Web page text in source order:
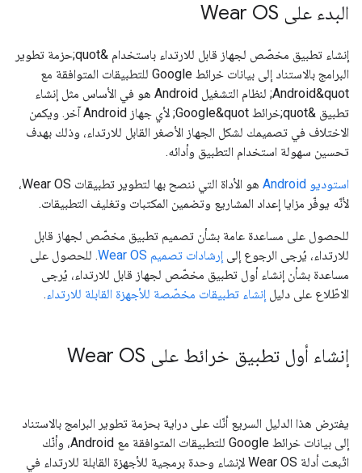
البدء على Wear OS
إنشاء تطبيق مخصّص لجهاز قابل للارتداء باستخدام &quot;حزمة تطوير
البرامج بالاستناد إلى بيانات خرائط Google للتطبيقات المتوافقة مع
Android&quot; لنظام التشغيل Android هو في الأساس مثل إنشاء
تطبيق &quot;خرائط Google&quot; لأي جهاز Android آخر. ويكمن
الاختلاف في تصميمك لشكل الجهاز الأصغر القابل للارتداء، وذلك بهدف
تحسين سهولة استخدام التطبيق وأدائه.
استوديو Android
هو الأداة التي ننصح بها لتطوير تطبيقات Wear OS،
لأنّه يوفّر مزايا إعداد المشاريع وتضمين المكتبات وتغليف التطبيقات.
للحصول على مساعدة عامة بشأن تصميم تطبيق مخصّص لجهاز قابل
للارتداء، يُرجى الرجوع إلى إرشادات تصميم Wear OS
. للحصول على
مساعدة بشأن إنشاء أول تطبيق مخصّص لجهاز قابل للارتداء، يُرجى
الاطّلاع على دليل إنشاء تطبيقات مخصّصة للأجهزة القابلة للارتداء.
إنشاء أول تطبيق خرائط على Wear OS
يفترض هذا الدليل السريع أنّك على دراية بحزمة تطوير البرامج بالاستناد
إلى بيانات خرائط Google للتطبيقات المتوافقة مع Android، وأنّك
اتّبعت أدلة Wear OS لإنشاء وحدة برمجية للأجهزة القابلة للارتداء في